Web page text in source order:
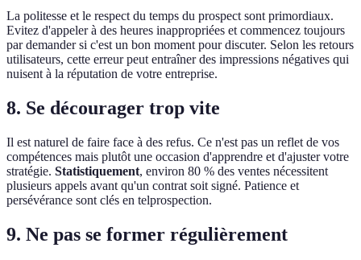
La politesse et le respect du temps du prospect sont primordiaux.
Evitez d'appeler à des heures inappropriées et commencez toujours
par demander si c'est un bon moment pour discuter. Selon les retours
utilisateurs, cette erreur peut entraîner des impressions négatives qui
nuisent à la réputation de votre entreprise.
8. Se décourager trop vite
Il est naturel de faire face à des refus. Ce n'est pas un reflet de vos
compétences mais plutôt une occasion d'apprendre et d'ajuster votre
stratégie. Statistiquement, environ 80 % des ventes nécessitent
plusieurs appels avant qu'un contrat soit signé. Patience et
persévérance sont clés en telprospection.
9. Ne pas se former régulièrement